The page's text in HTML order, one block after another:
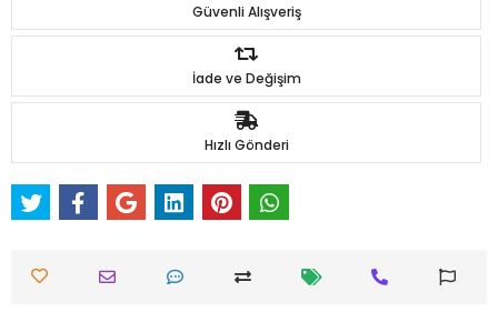
Güvenli Alışveriş
İade ve Değişim
Hızlı Gönderi